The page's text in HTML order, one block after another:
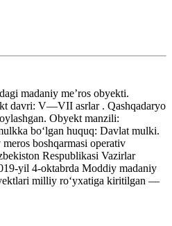
madaniy meʼros obyekti.
davri: V—VII asrlar . Qashqadaryo
Obyekt manzili:
boʻlgan huquq: Davlat mulki.
boshqarmasi operativ
Respublikasi Vazirlar
yil 4-oktabrda Moddiy madaniy
milliy roʻyxatiga kiritilgan —